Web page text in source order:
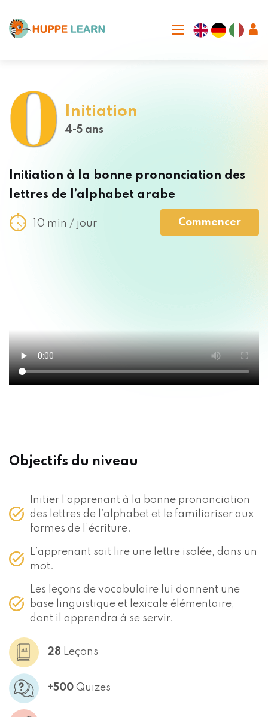
Initiation
4-5 ans
Initiation à la bonne prononciation des
lettres de l’alphabet arabe
10 min / jour Commencer
Objectifs du niveau
Initier l’apprenant à la bonne prononciation
des lettres de l’alphabet et le familiariser aux
formes de l’écriture.
L’apprenant sait lire une lettre isolée, dans un
mot.
Les leçons de vocabulaire lui donnent une
base linguistique et lexicale élémentaire,
dont il apprendra à se servir.
28 Leçons
+500 Quizes